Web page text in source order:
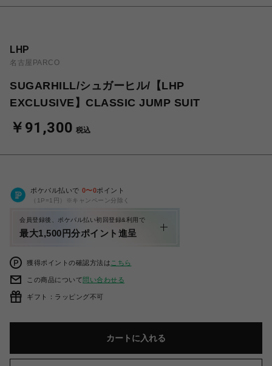
LHP
名古屋PARCO
SUGARHILL/シュガーヒル/【LHP
EXCLUSIVE】CLASSIC JUMP SUIT
￥91,300 税込
ポケパル払いで 0〜0ポイント
（1P=1円）※キャンペーン分除く
会員登録後、ポケパル払い初回登録&利用で
最大1,500円分ポイント進呈
獲得ポイントの確認方法は こちら
この商品について問い合わせる
ギフト：ラッピング不可
カートに入れる